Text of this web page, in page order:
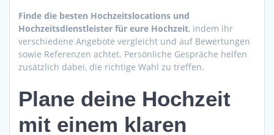
Finde die besten Hochzeitslocations und
Hochzeitsdienstleister für eure Hochzeit, indem ihr
verschiedene Angebote vergleicht und auf Bewertungen
sowie Referenzen achtet. Persönliche Gespräche helfen
zusätzlich dabei, die richtige Wahl zu treffen.
Plane deine Hochzeit
mit einem klaren